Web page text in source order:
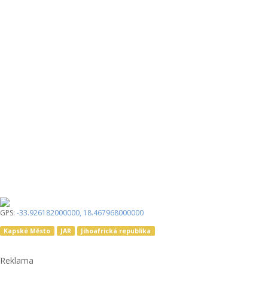
GPS: -33.926182000000, 18.467968000000
Kapské Město JAR Jihoafrická republika
Reklama